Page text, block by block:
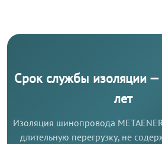
Срок службы изоляции
лет
Изоляция шинопровода
длительную перегрузку, не